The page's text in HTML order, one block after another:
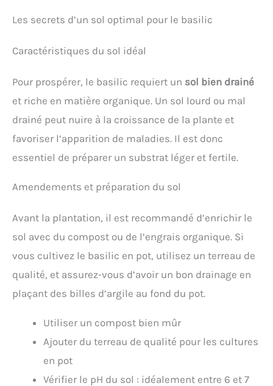
Les secrets d’un sol optimal pour le basilic
Caractéristiques du sol idéal
Pour prospérer, le basilic requiert un sol bien drainé
et riche en matière organique. Un sol lourd ou mal
drainé peut nuire à la croissance de la plante et
favoriser l’apparition de maladies. Il est donc
essentiel de préparer un substrat léger et fertile.
Amendements et préparation du sol
Avant la plantation, il est recommandé d’enrichir le
sol avec du compost ou de l’engrais organique. Si
vous cultivez le basilic en pot, utilisez un terreau de
qualité, et assurez-vous d’avoir un bon drainage en
plaçant des billes d’argile au fond du pot.
Utiliser un compost bien mûr
Ajouter du terreau de qualité pour les cultures
en pot
Vérifier le pH du sol : idéalement entre 6 et 7